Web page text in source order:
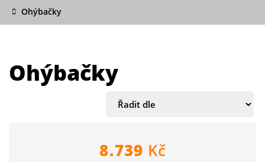
Ohýbačky
Ohýbačky
8.739 Kč